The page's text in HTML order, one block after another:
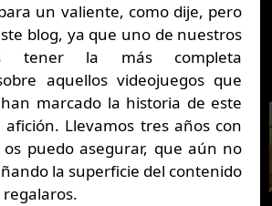
un valiente, como dije, pero
blog, ya que uno de nuestros
tener la más completa
aquellos videojuegos que
marcado la historia de este
Llevamos tres años con
puedo asegurar, que aún no
la superficie del contenido